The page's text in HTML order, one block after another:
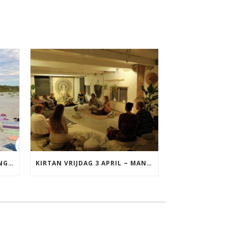
YOGA VAKANTIE TERSCHELLING 17 T/M 19 JULI KIRTAN VRIJDAG 3 APRIL ~ MANTRAZINGEN MET DIEDERICK IN LEEUWARDEN